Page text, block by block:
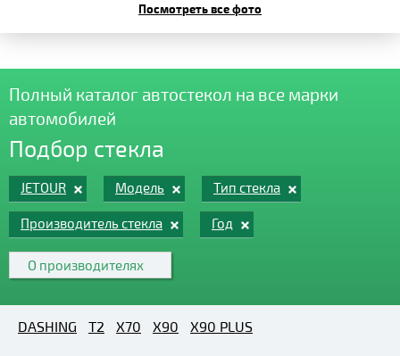
Посмотреть все фото
Полный каталог автостекол на все марки
автомобилей
Подбор стекла
JETOUR Модель Тип стекла
Производитель стекла Год
О производителях
DASHING T2 X70 X90 X90 PLUS